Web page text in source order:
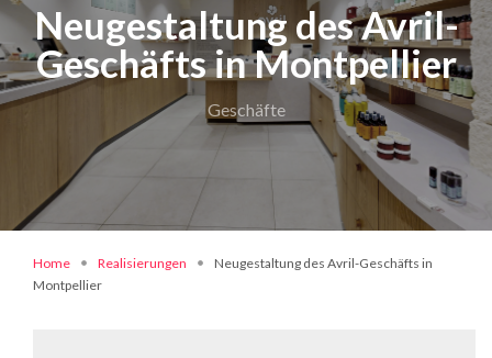
Neugestaltung des Avril-
Geschäfts in Montpellier
Geschäfte
Home Realisierungen
Neugestaltung des Avril-Geschäfts in
Montpellier